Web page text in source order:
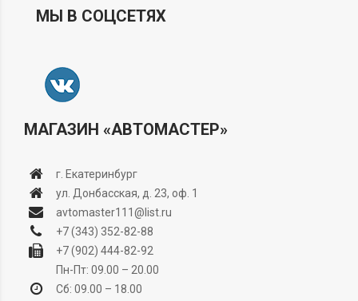
МЫ В СОЦСЕТЯХ
МАГАЗИН «АВТОМАСТЕР»
г. Екатеринбург
ул. Донбасская, д. 23, оф. 1
avtomaster111@list.ru
+7 (343) 352-82-88
+7 (902) 444-82-92
Пн-Пт: 09.00 – 20.00
Сб: 09.00 – 18.00